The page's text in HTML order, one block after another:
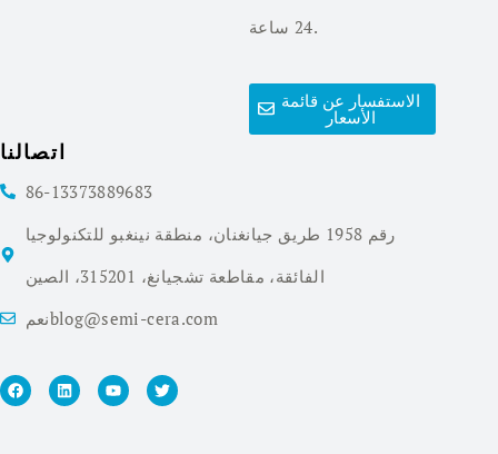
24 ساعة.
الاستفسار عن قائمة
الأسعار
اتصالنا
86-13373889683
رقم 1958 طريق جيانغنان، منطقة نينغبو للتكنولوجيا
الفائقة، مقاطعة تشجيانغ، 315201، الصين
نعمblog@semi-cera.com